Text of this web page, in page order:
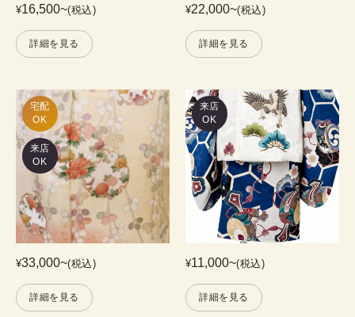
¥16,500~(税込)
詳細を見る
¥22,000~(税込)
詳細を見る
宅配
OK
来店
OK
¥33,000~(税込)
詳細を見る
来店
OK
¥11,000~(税込)
詳細を見る